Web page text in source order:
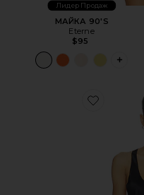
Лидер Продаж
МАЙКА 90'S
Eterne
$95
Favorite ТОП